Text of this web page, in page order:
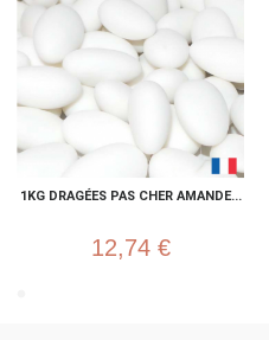
1KG DRAGÉES PAS CHER AMANDE...
12,74 €